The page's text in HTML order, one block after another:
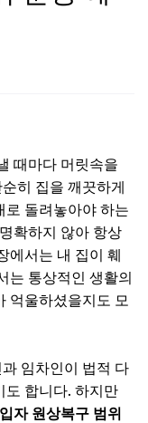
때마다 머릿속을
히 집을 깨끗하게
로 돌려놓아야 하는
확하지 않아 항상
에서는 내 집이 훼
는 통상적인 생활의
억울하셨을지도 모
임차인이 법적 다
도 합니다. 하지만
자 원상복구 범위